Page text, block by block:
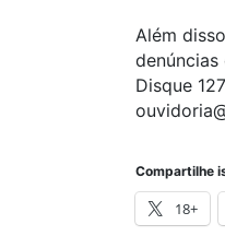
Além
Disque
Compartilhe
18+